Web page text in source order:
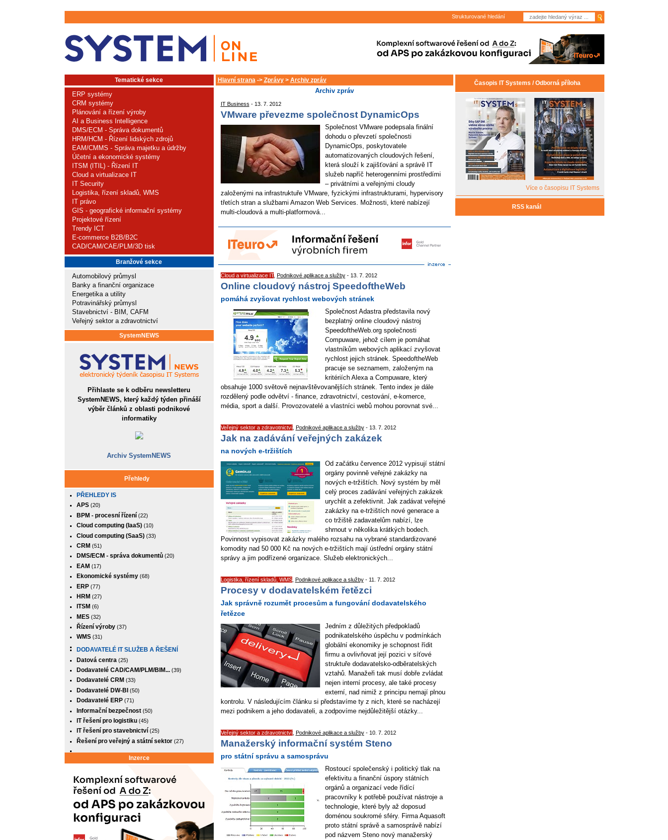
Strukturované hledání
Tematické sekce
ERP systémy
CRM systémy
Plánování a řízení výroby
AI a Business Intelligence
DMS/ECM - Správa dokumentů
HRM/HCM - Řízení lidských zdrojů
EAM/CMMS - Správa majetku a údržby
Účetní a ekonomické systémy
ITSM (ITIL) - Řízení IT
Cloud a virtualizace IT
IT Security
Logistika, řízení skladů, WMS
IT právo
GIS - geografické informační systémy
Projektové řízení
Trendy ICT
E-commerce B2B/B2C
CAD/CAM/CAE/PLM/3D tisk
Branžové sekce
Automobilový průmysl
Banky a finanční organizace
Energetika a utility
Potravinářský průmysl
Stavebnictví - BIM, CAFM
Veřejný sektor a zdravotnictví
SystemNEWS
Přihlaste se k odběru newsletteru
SystemNEWS, který každý týden přináší
výběr článků z oblasti podnikové
informatiky
Archiv SystemNEWS
Přehledy
PŘEHLEDY IS
APS(20)
BPM - procesní řízení(22)
Cloud computing (IaaS)(10)
Cloud computing (SaaS)(33)
CRM (51)
DMS/ECM - správa dokumentů(20)
EAM (17)
Ekonomické systémy(68)
ERP(77)
HRM (27)
ITSM (6)
MES(32)
Řízení výroby(37)
WMS(31)
DODAVATELÉ IT SLUŽEB A ŘEŠENÍ
Datová centra (25)
Dodavatelé CAD/CAM/PLM/BIM...(39)
Dodavatelé CRM (33)
Dodavatelé DW-BI (50)
Dodavatelé ERP(71)
Informační bezpečnost(50)
IT řešení pro logistiku(45)
IT řešení pro stavebnictví(25)
Řešení pro veřejný a státní sektor(27)
Inzerce
Hlavní strana-> Zprávy> Archiv zpráv
Archiv zpráv
IT Business - 13. 7. 2012
VMware převezme společnost DynamicOps
Společnost VMware podepsala finální
dohodu o převzetí společnosti
DynamicOps, poskytovatele
automatizovaných cloudových řešení,
která slouží k zajišťování a správě IT
služeb napříč heterogenními prostředími
– privátními a veřejnými cloudy
založenými na infrastruktuře VMware, fyzickými infrastrukturami, hypervisory
třetích stran a službami Amazon Web Services. Možnosti, které nabízejí
multi-cloudová a multi-platformová...
Cloud a virtualizace IT, Podnikové aplikace a služby- 13. 7. 2012
Online cloudový nástroj SpeedoftheWeb
pomáhá zvyšovat rychlost webových stránek
Společnost Adastra představila nový
bezplatný online cloudový nástroj
SpeedoftheWeb.org společnosti
Compuware, jehož cílem je pomáhat
vlastníkům webových aplikací zvyšovat
rychlost jejich stránek. SpeedoftheWeb
pracuje se seznamem, založeným na
kritériích Alexa a Compuware, který
obsahuje 1000 světově nejnavštěvovanějších stránek. Tento index je dále
rozdělený podle odvětví - finance, zdravotnictví, cestování, e-komerce,
média, sport a další. Provozovatelé a vlastníci webů mohou porovnat své...
Veřejný sektor a zdravotnictví, Podnikové aplikace a služby- 13. 7. 2012
Jak na zadávání veřejných zakázek
na nových e-tržištích
Od začátku července 2012 vypisují státní
orgány povinně veřejné zakázky na
nových e-tržištích. Nový systém by měl
celý proces zadávání veřejných zakázek
urychlit a zefektivnit. Jak zadávat veřejné
zakázky na e-tržištích nové generace a
co tržiště zadavatelům nabízí, lze
shrnout v několika krátkých bodech.
Povinnost vypisovat zakázky malého rozsahu na vybrané standardizované
komodity nad 50 000 Kč na nových e-tržištích mají ústřední orgány státní
správy a jim podřízené organizace. Služeb elektronických...
Logistika, řízení skladů, WMS, Podnikové aplikace a služby- 11. 7. 2012
Procesy v dodavatelském řetězci
Jak správně rozumět procesům a fungování dodavatelského
řetězce
Jedním z důležitých předpokladů
podnikatelského úspěchu v podmínkách
globální ekonomiky je schopnost řídit
firmu a ovlivňovat její pozici v síťové
struktuře dodavatelsko-odběratelských
vztahů. Manažeři tak musí dobře zvládat
nejen interní procesy, ale také procesy
externí, nad nimiž z principu nemají plnou
kontrolu. V následujícím článku si představíme ty z nich, které se nacházejí
mezi podnikem a jeho dodavateli, a zodpovíme nejdůležitější otázky...
Veřejný sektor a zdravotnictví, Podnikové aplikace a služby- 10. 7. 2012
Manažerský informační systém Steno
pro státní správu a samosprávu
Rostoucí společenský i politický tlak na
efektivitu a finanční úspory státních
orgánů a organizací vede řídící
pracovníky k potřebě používat nástroje a
technologie, které byly až doposud
doménou soukromé sféry. Firma Aquasoft
proto státní správě a samosprávě nabízí
pod názvem Steno nový manažerský
Časopis IT Systems / Odborná příloha
Více o časopisu IT Systems
RSS kanál